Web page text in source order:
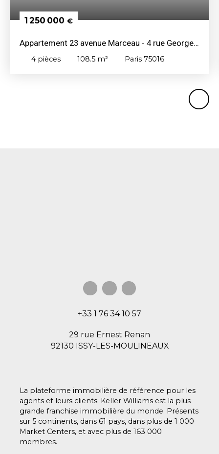
1 250 000 €
Appartement 23 avenue Marceau - 4 rue Georges
Bizet
4 pièces 108.5 m² Paris 75016
+33 1 76 34 10 57
29 rue Ernest Renan
92130 ISSY-LES-MOULINEAUX
La plateforme immobilière de référence pour les
agents et leurs clients. Keller Williams est la plus
grande franchise immobilière du monde. Présents
sur 5 continents, dans 61 pays, dans plus de 1 000
Market Centers, et avec plus de 163 000
membres.